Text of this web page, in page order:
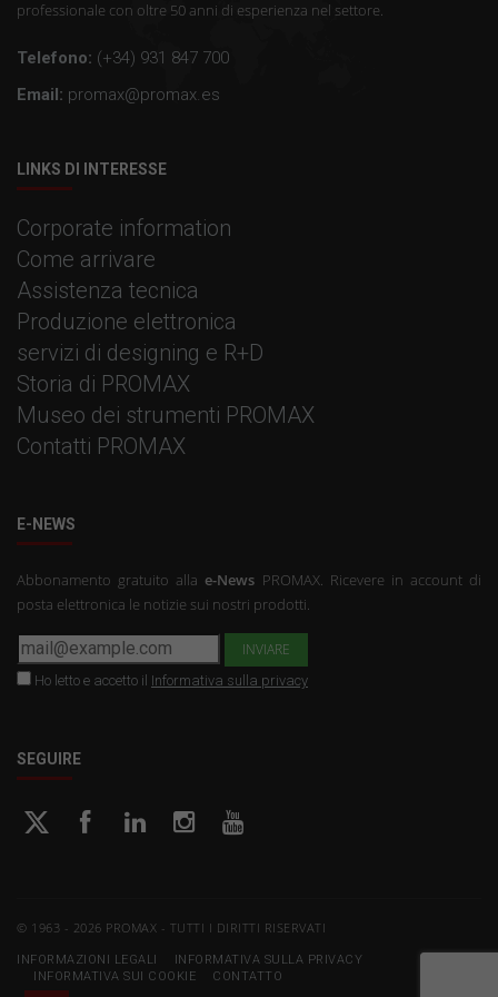
professionale con oltre 50 anni di esperienza nel settore.
Telefono: (+34) 931 847 700
Email: promax@promax.es
LINKS DI INTERESSE
Corporate information
Come arrivare
Assistenza tecnica
Produzione elettronica
servizi di designing e R+D
Storia di PROMAX
Museo dei strumenti PROMAX
Contatti PROMAX
E-NEWS
Abbonamento gratuito alla e-News PROMAX. Ricevere in account di
posta elettronica le notizie sui nostri prodotti.
Ho letto e accetto il Informativa sulla privacy
SEGUIRE
© 1963 - 2026 PROMAX - TUTTI I DIRITTI RISERVATI
INFORMAZIONI LEGALI
INFORMATIVA SULLA PRIVACY
INFORMATIVA SUI COOKIE
CONTATTO